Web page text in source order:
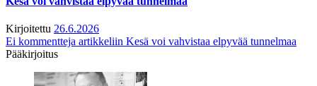
Kirjoitettu 26.6.2026
Ei kommentteja artikkeliin Kesä voi vahvistaa elpyvää tunnelmaa
Pääkirjoitus